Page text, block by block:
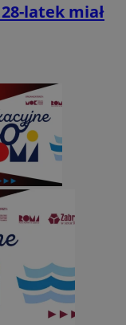
latek miał